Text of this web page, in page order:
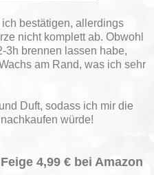
bestätigen, allerdings
nicht komplett ab. Obwohl
3h brennen lassen habe,
am Rand, was ich sehr
Duft, sodass ich mir die
würde!
4,99 € bei Amazon